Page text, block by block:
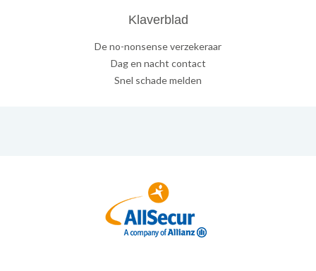
Klaverblad
De no-nonsense verzekeraar
Dag en nacht contact
Snel schade melden